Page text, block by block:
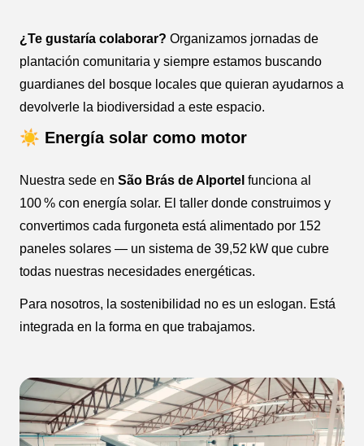
¿Te gustaría colaborar? Organizamos jornadas de
plantación comunitaria y siempre estamos buscando
guardianes del bosque locales que quieran ayudarnos a
devolverle la biodiversidad a este espacio.
☀️ Energía solar como motor
Nuestra sede en São Brás de Alportel funciona al
100 % con energía solar. El taller donde construimos y
convertimos cada furgoneta está alimentado por 152
paneles solares — un sistema de 39,52 kW que cubre
todas nuestras necesidades energéticas.
Para nosotros, la sostenibilidad no es un eslogan. Está
integrada en la forma en que trabajamos.